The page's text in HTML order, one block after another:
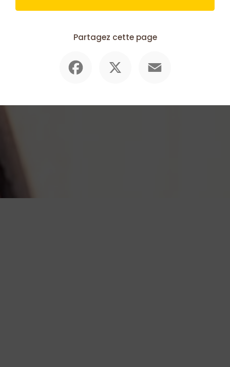
Partagez cette page